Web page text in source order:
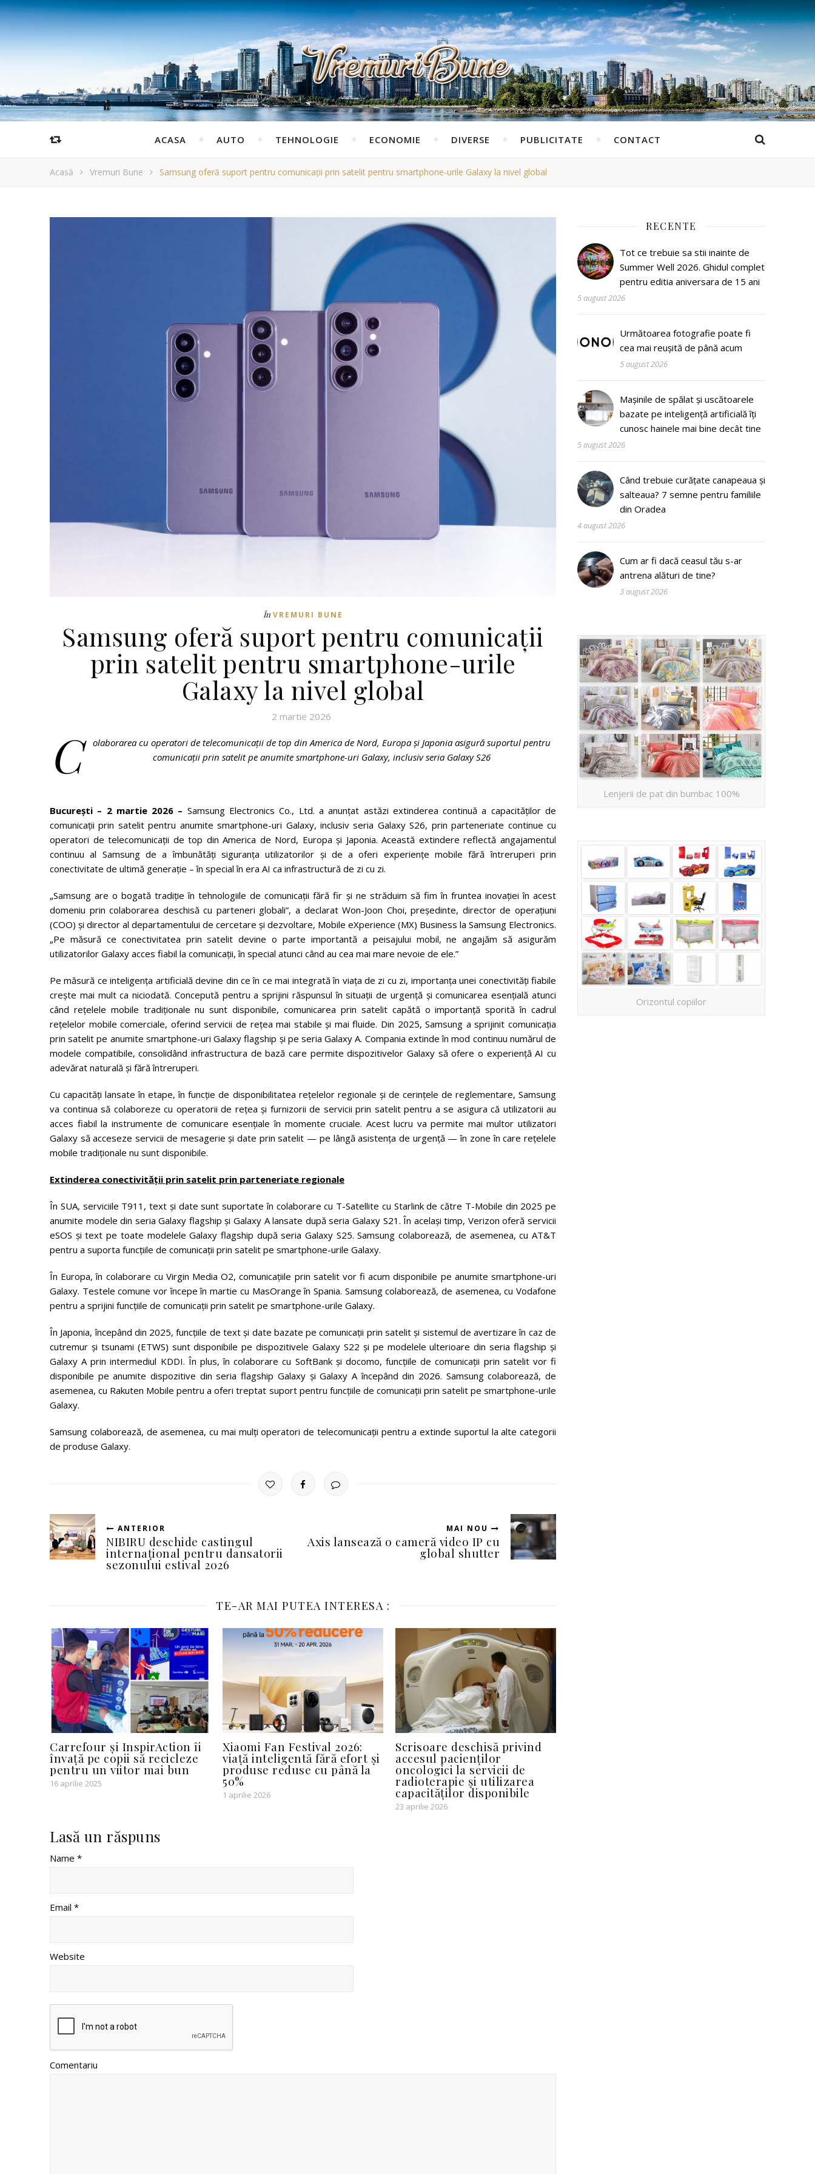
ACASA AUTO TEHNOLOGIE ECONOMIE DIVERSE PUBLICITATE CONTACT
Acasă Vremuri Bune Samsung oferă suport pentru comunicații prin satelit pentru smartphone-urile Galaxy la nivel global
În VREMURI BUNE
Samsung oferă suport pentru comunicații
prin satelit pentru smartphone-urile
Galaxy la nivel global
2 martie 2026
C
olaborarea cu operatori de telecomunicații de top din America de Nord, Europa și Japonia asigură suportul pentru
comunicații prin satelit pe anumite smartphone-uri Galaxy, inclusiv seria GalaxyS26
București – 2 martie 2026 – Samsung Electronics Co., Ltd. a anunțat astăzi extinderea continuă a capacităților de
comunicații prin satelit pentru anumite smartphone-uri Galaxy, inclusiv seria Galaxy S26, prin parteneriate continue cu
operatori de telecomunicații de top din America de Nord, Europa și Japonia. Această extindere reflectă angajamentul
continuu al Samsung de a îmbunătăți siguranța utilizatorilor și de a oferi experiențe mobile fără întreruperi prin
conectivitate de ultimă generație – în special în era AI ca infrastructură de zi cu zi.
„Samsung are o bogată tradiție în tehnologiile de comunicații fără fir și ne străduim să fim în fruntea inovației în acest
domeniu prin colaborarea deschisă cu parteneri globali”, a declarat Won-Joon Choi, președinte, director de operațiuni
(COO) și director al departamentului de cercetare și dezvoltare, Mobile eXperience (MX) Business la Samsung Electronics.
„Pe măsură ce conectivitatea prin satelit devine o parte importantă a peisajului mobil, ne angajăm să asigurăm
utilizatorilor Galaxy acces fiabil la comunicații, în special atunci când au cea mai mare nevoie de ele.”
Pe măsură ce inteligența artificială devine din ce în ce mai integrată în viața de zi cu zi, importanța unei conectivități fiabile
crește mai mult ca niciodată. Concepută pentru a sprijini răspunsul în situații de urgență și comunicarea esențială atunci
când rețelele mobile tradiționale nu sunt disponibile, comunicarea prin satelit capătă o importanță sporită în cadrul
rețelelor mobile comerciale, oferind servicii de rețea mai stabile și mai fluide. Din 2025, Samsung a sprijinit comunicația
prin satelit pe anumite smartphone-uri Galaxy flagship și pe seria Galaxy A. Compania extinde în mod continuu numărul de
modele compatibile, consolidând infrastructura de bază care permite dispozitivelor Galaxy să ofere o experiență AI cu
adevărat naturală și fără întreruperi.
Cu capacități lansate în etape, în funcție de disponibilitatea rețelelor regionale și de cerințele de reglementare, Samsung
va continua să colaboreze cu operatorii de rețea și furnizorii de servicii prin satelit pentru a se asigura că utilizatorii au
acces fiabil la instrumente de comunicare esențiale în momente cruciale. Acest lucru va permite mai multor utilizatori
Galaxy să acceseze servicii de mesagerie și date prin satelit — pe lângă asistența de urgență — în zone în care rețelele
mobile tradiționale nu sunt disponibile.
Extinderea conectivității prin satelit prin parteneriate regionale
În SUA, serviciile T911, text și date sunt suportate în colaborare cu T-Satellite cu Starlink de către T-Mobile din 2025 pe
anumite modele din seria Galaxy flagship și Galaxy A lansate după seria Galaxy S21. În același timp, Verizon oferă servicii
eSOS și text pe toate modelele Galaxy flagship după seria Galaxy S25. Samsung colaborează, de asemenea, cu AT&T
pentru a suporta funcțiile de comunicații prin satelit pe smartphone-urile Galaxy.
În Europa, în colaborare cu Virgin Media O2, comunicațiile prin satelit vor fi acum disponibile pe anumite smartphone-uri
Galaxy. Testele comune vor începe în martie cu MasOrange în Spania. Samsung colaborează, de asemenea, cu Vodafone
pentru a sprijini funcțiile de comunicații prin satelit pe smartphone-urile Galaxy.
În Japonia, începând din 2025, funcțiile de text și date bazate pe comunicații prin satelit și sistemul de avertizare în caz de
cutremur și tsunami (ETWS) sunt disponibile pe dispozitivele Galaxy S22 și pe modelele ulterioare din seria flagship și
Galaxy A prin intermediul KDDI. În plus, în colaborare cu SoftBank și docomo, funcțiile de comunicații prin satelit vor fi
disponibile pe anumite dispozitive din seria flagship Galaxy și Galaxy A începând din 2026. Samsung colaborează, de
asemenea, cu Rakuten Mobile pentru a oferi treptat suport pentru funcțiile de comunicații prin satelit pe smartphone-urile
Galaxy.
Samsung colaborează, de asemenea, cu mai mulți operatori de telecomunicații pentru a extinde suportul la alte categorii
de produse Galaxy.
ANTERIOR
NIBIRU deschide castingul
internațional pentru dansatorii
sezonului estival 2026
MAI NOU
Axis lansează o cameră video IP cu
global shutter
TE-AR MAI PUTEA INTERESA :
Carrefour și InspirAction îi
învață pe copii să recicleze
pentru un viitor mai bun
16 aprilie 2025
Xiaomi Fan Festival 2026:
viață inteligentă fără efort și
produse reduse cu până la
50%
1 aprilie 2026
Scrisoare deschisă privind
accesul pacienților
oncologici la servicii de
radioterapie și utilizarea
capacităților disponibile
23 aprilie 2026
Lasă un răspuns
Name *
Email *
Website
Comentariu
RECENTE
Tot ce trebuie sa stii inainte de
Summer Well 2026. Ghidul complet
pentru editia aniversara de 15 ani
5 august 2026
Următoarea fotografie poate fi
cea mai reușită de până acum
5 august 2026
Mașinile de spălat și uscătoarele
bazate pe inteligență artificială îți
cunosc hainele mai bine decât tine
5 august 2026
Când trebuie curățate canapeaua și
salteaua? 7 semne pentru familiile
din Oradea
4 august 2026
Cum ar fi dacă ceasul tău s-ar
antrena alături de tine?
3 august 2026
Lenjerii de pat din bumbac 100%
Orizontul copiilor